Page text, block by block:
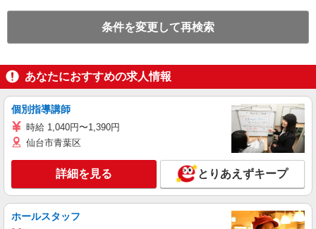
条件を変更して再検索
あなたにおすすめの求人情報
個別指導講師
時給 1,040円〜1,390円
仙台市青葉区
詳細を見る とりあえずキープ
ホールスタッフ